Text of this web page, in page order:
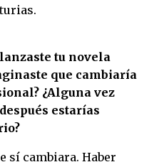
tu novela
que cambiaría
¿Alguna vez
estarías
sí cambiara. Haber